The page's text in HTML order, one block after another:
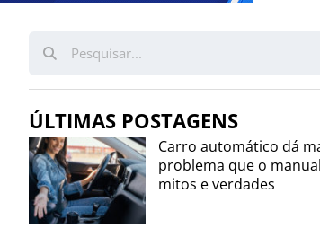
ÚLTIMAS POSTAGENS
Carro automático dá
problema que o
mitos e verdades